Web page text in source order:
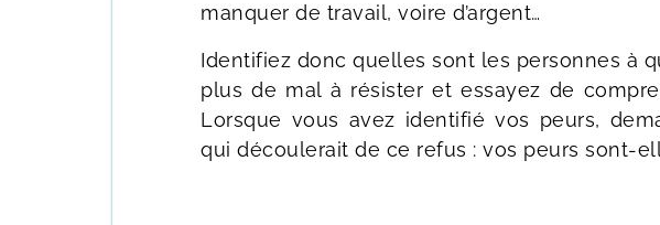
manquer de travail, voire d’argent…
Identifiez donc quelles sont les personnes à
plus de mal à résister et essayez de
Lorsque vous avez identifié vos peurs,
qui découlerait de ce refus : vos peurs sont-